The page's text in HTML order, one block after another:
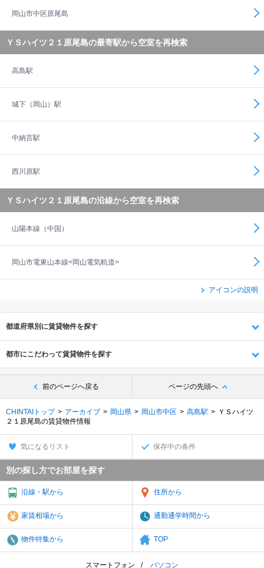
岡山市中区原尾島
ＹＳハイツ２１原尾島の最寄駅から空室を再検索
高島駅
城下（岡山）駅
中納言駅
西川原駅
ＹＳハイツ２１原尾島の沿線から空室を再検索
山陽本線（中国）
岡山市電東山本線<岡山電気軌道>
アイコンの説明
都道府県別に賃貸物件を探す
都市にこだわって賃貸物件を探す
前のページへ戻る ページの先頭へ
CHINTAIトップ アーカイブ 岡山県 岡山市中区 高島駅
ＹＳハイツ
２１原尾島の賃貸物件情報
気になるリスト 保存中の条件
別の探し方でお部屋を探す
沿線・駅から 住所から
家賃相場から 通勤通学時間から
物件特集から TOP
スマートフォン パソコン